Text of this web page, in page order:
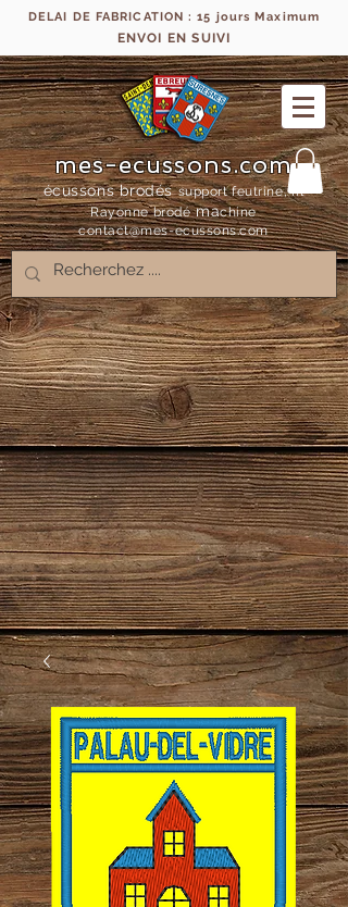
DELAI DE FABRICATION : 15 jours Maximum
ENVOI EN SUIVI
mes-ecussons.com
écussons brodés support feutrine, fil
Rayonne brodémachine
contact@mes-ecussons.com